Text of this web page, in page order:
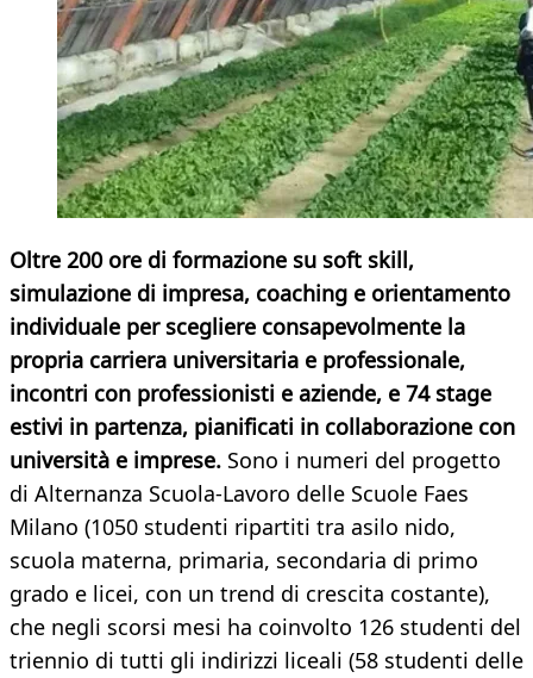
Oltre 200 ore di formazione su soft skill,
simulazione di impresa, coaching e orientamento
individuale per scegliere consapevolmente la
propria carriera universitaria e professionale,
incontri con professionisti e aziende, e 74 stage
estivi in partenza, pianificati in collaborazione con
università e imprese. Sono i numeri del progetto
di Alternanza Scuola-Lavoro delle Scuole Faes
Milano (1050 studenti ripartiti tra asilo nido,
scuola materna, primaria, secondaria di primo
grado e licei, con un trend di crescita costante),
che negli scorsi mesi ha coinvolto 126 studenti del
triennio di tutti gli indirizzi liceali (58 studenti delle